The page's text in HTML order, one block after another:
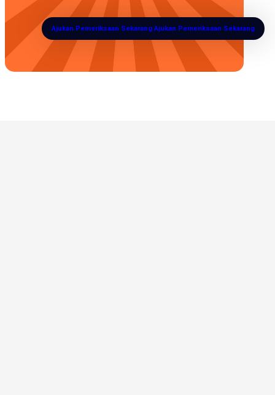
Ajukan Pemeriksaan SekarangAjukan Pemeriksaan Sekarang